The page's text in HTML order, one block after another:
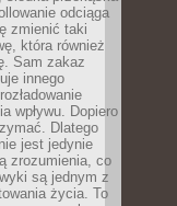
odciąga
zmienić taki
która również
Sam zakaz
innego
wpływu. Dopiero
Dlatego
jest jedynie
zrozumienia, co
są jednym z
życia. To